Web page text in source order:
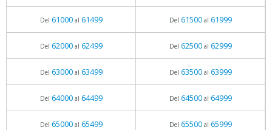
Del 61000al 61499 Del 61500al 61999
Del 62000al 62499 Del 62500al 62999
Del 63000al 63499 Del 63500al 63999
Del 64000al 64499 Del 64500al 64999
Del 65000al 65499 Del 65500al 65999